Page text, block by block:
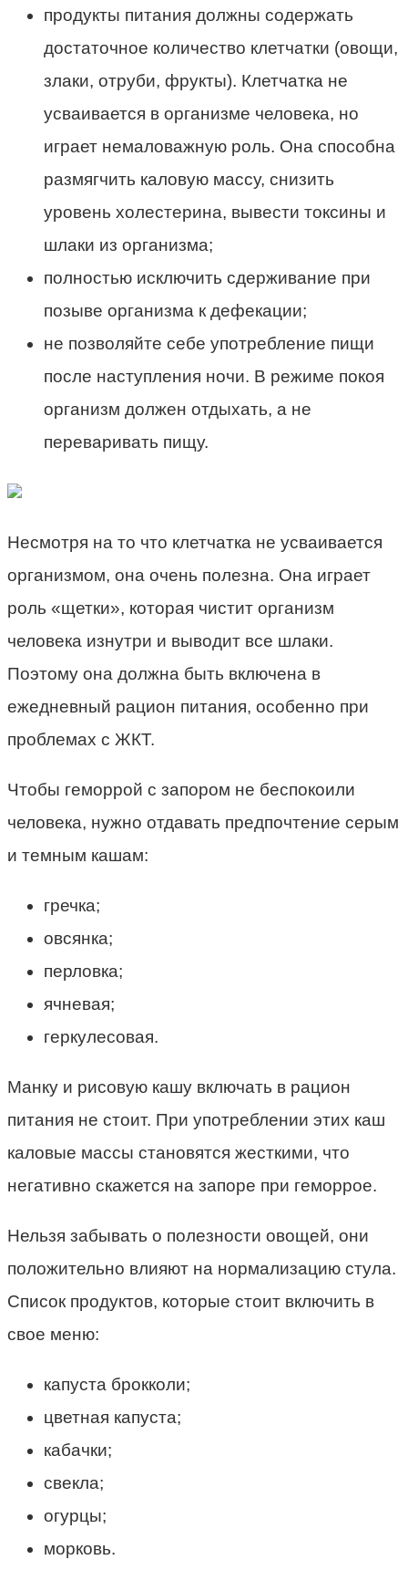
продукты питания должны содержать
достаточное количество клетчатки (овощи,
злаки, отруби, фрукты). Клетчатка не
усваивается в организме человека, но
играет немаловажную роль. Она способна
размягчить каловую массу, снизить
уровень холестерина, вывести токсины и
шлаки из организма;
полностью исключить сдерживание при
позыве организма к дефекации;
не позволяйте себе употребление пищи
после наступления ночи. В режиме покоя
организм должен отдыхать, а не
переваривать пищу.
Несмотря на то что клетчатка не усваивается
организмом, она очень полезна. Она играет
роль «щетки», которая чистит организм
человека изнутри и выводит все шлаки.
Поэтому она должна быть включена в
ежедневный рацион питания, особенно при
проблемах с ЖКТ.
Чтобы геморрой с запором не беспокоили
человека, нужно отдавать предпочтение серым
и темным кашам:
гречка;
овсянка;
перловка;
ячневая;
геркулесовая.
Манку и рисовую кашу включать в рацион
питания не стоит. При употреблении этих каш
каловые массы становятся жесткими, что
негативно скажется на запоре при геморрое.
Нельзя забывать о полезности овощей, они
положительно влияют на нормализацию стула.
Список продуктов, которые стоит включить в
свое меню:
капуста брокколи;
цветная капуста;
кабачки;
свекла;
огурцы;
морковь.